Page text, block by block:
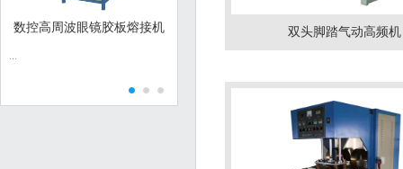
数控高周波眼镜胶板熔接机
...
数控高周波眼镜胶板熔接机 亚克力
双头脚踏气动高频机